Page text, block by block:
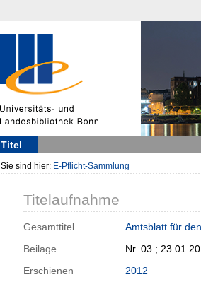
Titel
Sie sind hier: E-Pflicht-Sammlung
Titelaufnahme
Gesamttitel
Amtsblatt für
Beilage
Nr. 03 ;
Erschienen
2012